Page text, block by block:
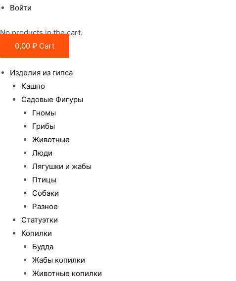
Войти
No products in the cart.
0,00 ₽ Cart
Изделия из гипса
Кашпо
Садовые Фигуры
Гномы
Грибы
Животные
Люди
Лягушки и жабы
Птицы
Собаки
Разное
Статуэтки
Копилки
Будда
Жабы копилки
Животные копилки